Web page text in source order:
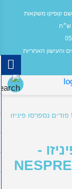
קופיקו משקאות
והעישון האחריות
50 פודים נספרסו פיניזו
-